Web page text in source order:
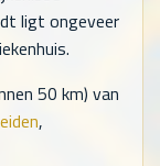
ligt ongeveer
50 km) van
,